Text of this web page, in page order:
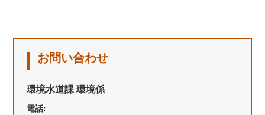
お問い合わせ
環境水道課 環境係
電話: